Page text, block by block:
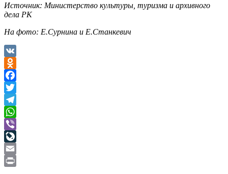
Источник: Министерство культуры, туризма и архивного
дела РК
На фото: Е.Сурнина и Е.Станкевич
VK
Odnoklassniki
Facebook
Twitter
Telegram
WhatsApp
Viber
LiveJournal
Email